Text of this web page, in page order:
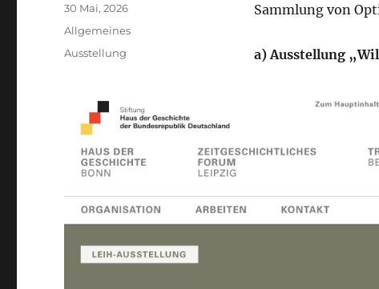
Sammlung von
a) Ausstellung
Veröffentlicht
am
30 Mai, 2026
Kategorien
Allgemeines
Schlagwörter
Ausstellung